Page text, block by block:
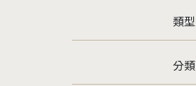
類型
分類